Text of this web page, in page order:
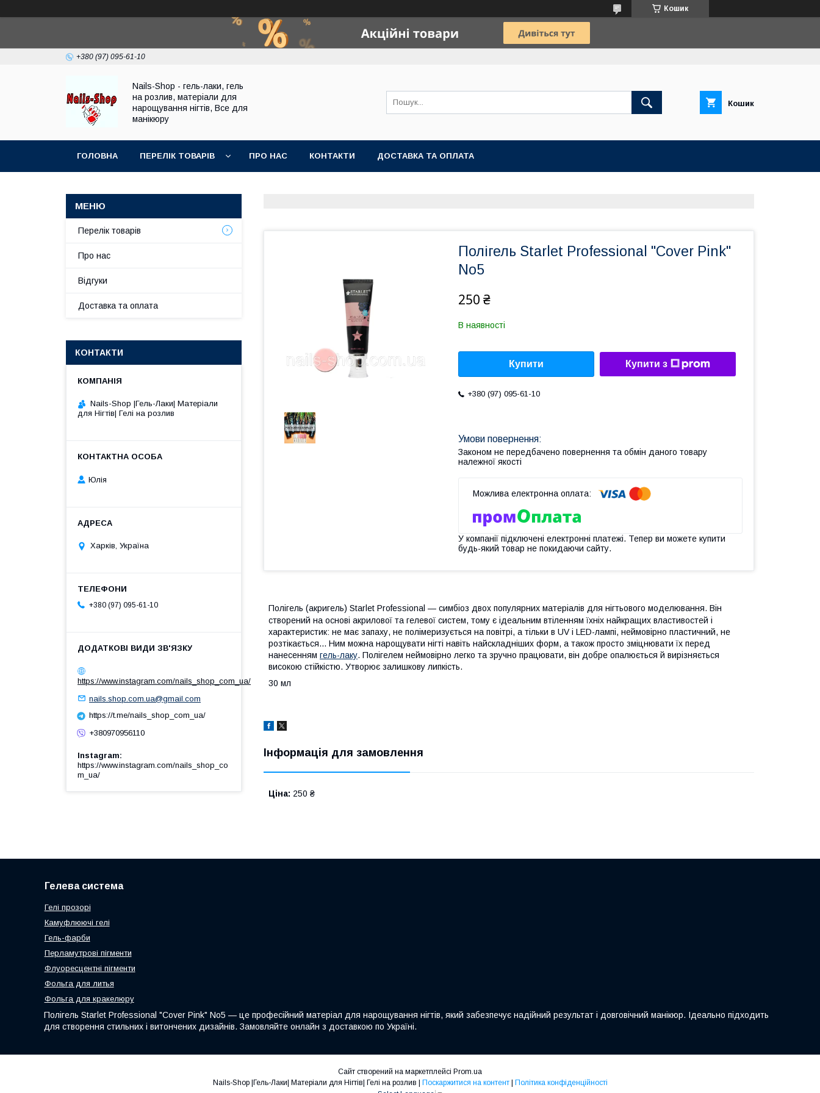
Кошик
+380 (97) 095-61-10
Nails-Shop - гель-лаки, гель
на розлив, матеріали для
нарощування нігтів, Все для
манікюру
Кошик
ГОЛОВНА ПЕРЕЛІК ТОВАРІВ ПРО НАС КОНТАКТИ ДОСТАВКА ТА ОПЛАТА
Полігель Starlet Professional "Cover Pink"
No5
250 ₴
В наявності
Купити Купити з
+380 (97) 095-61-10
Законом не передбачено повернення та обмін даного товару
належної якості
У компанії підключені електронні платежі. Тепер ви можете купити
будь-який товар не покидаючи сайту.
Полігель (акригель) Starlet Professional — симбіоз двох популярних матеріалів для нігтьового моделювання. Він
створений на основі акрилової та гелевої систем, тому є ідеальним втіленням їхніх найкращих властивостей і
характеристик: не має запаху, не полімеризується на повітрі, а тільки в UV і LED-лампі, неймовірно пластичний, не
розтікається... Ним можна нарощувати нігті навіть найскладніших форм, а також просто зміцнювати їх перед
нанесенням гель-лаку. Полігелем неймовірно легко та зручно працювати, він добре опалюється й вирізняється
високою стійкістю. Утворює залишкову липкість.
30 мл
Інформація для замовлення
Ціна: 250 ₴
Перелік товарів
Про нас
Відгуки
Доставка та оплата
КОНТАКТИ
Nails-Shop |Гель-Лаки| Матеріали
для Нігтів| Гелі на розлив
Юлія
Харків, Україна
+380 (97) 095-61-10
https://www.instagram.com/nails_shop_com_ua/
nails.shop.com.ua@gmail.com
https://t.me/nails_shop_com_ua/
+380970956110
Instagram
https://www.instagram.com/nails_shop_co
m_ua/
Гелева система
Гелі прозорі
Камуфлюючі гелі
Гель-фарби
Перламутрові пігменти
Флуоресцентні пігменти
Фольга для литья
Фольга для кракелюру
Полігель Starlet Professional "Cover Pink" No5 — це професійний матеріал для нарощування нігтів, який забезпечує надійний результат і довговічний манікюр. Ідеально підходить
для створення стильних і витончених дизайнів. Замовляйте онлайн з доставкою по Україні.
Сайт створений на маркетплейсі Prom.ua
Поскаржитися на контент
Політика конфіденційності